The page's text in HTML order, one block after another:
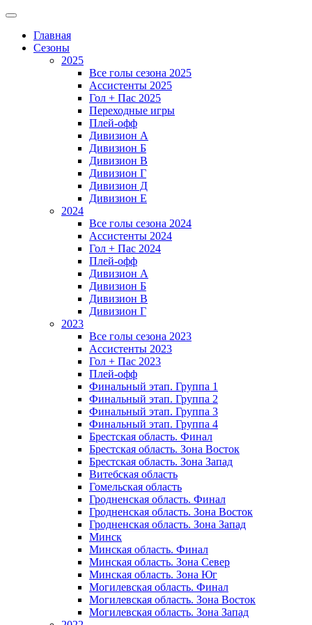
Главная
Сезоны
2025
Все голы сезона 2025
Ассистенты 2025
Гол + Пас 2025
Переходные игры
Плей-офф
Дивизион A
Дивизион Б
Дивизион В
Дивизион Г
Дивизион Д
Дивизион Е
2024
Все голы сезона 2024
Ассистенты 2024
Гол + Пас 2024
Плей-офф
Дивизион A
Дивизион Б
Дивизион В
Дивизион Г
2023
Все голы сезона 2023
Ассистенты 2023
Гол + Пас 2023
Плей-офф
Финальный этап. Группа 1
Финальный этап. Группа 2
Финальный этап. Группа 3
Финальный этап. Группа 4
Брестская область. Финал
Брестская область. Зона Восток
Брестская область. Зона Запад
Витебская область
Гомельская область
Гродненская область. Финал
Гродненская область. Зона Восток
Гродненская область. Зона Запад
Минск
Минская область. Финал
Минская область. Зона Север
Минская область. Зона Юг
Могилевская область. Финал
Могилевская область. Зона Восток
Могилевская область. Зона Запад